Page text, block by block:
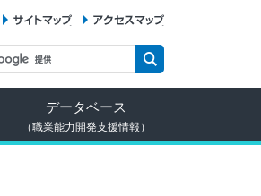
データベース
（職業能力開発支援情報）